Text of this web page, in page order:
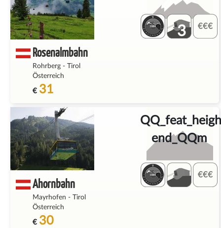
Rosenalmbahn
Rohrberg-
Tirol
Österreich
€ 31
3
Ahornbahn
Mayrhofen - Tirol
Österreich
€ 30
end_QQm